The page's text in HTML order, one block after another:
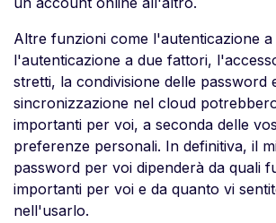
Altre funzioni come l'autenticazione
l'autenticazione a due fattori,
stretti, la condivisione delle password
sincronizzazione nel cloud
importanti per voi, a seconda delle
preferenze personali. In definitiva, il
password per voi dipenderà da quali
importanti per voi e da quanto vi
nell'usarlo.